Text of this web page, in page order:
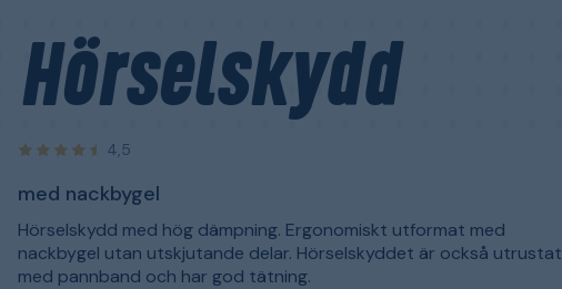
Hörselskydd
4,5
med nackbygel
Hörselskydd med hög dämpning. Ergonomiskt utformat med
nackbygel utan utskjutande delar. Hörselskyddet är också utrustat
med pannband och har god tätning.